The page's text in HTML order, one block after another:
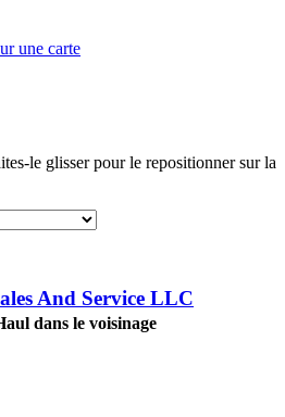
une carte
le glisser pour le repositionner sur la
And Service LLC
dans le voisinage